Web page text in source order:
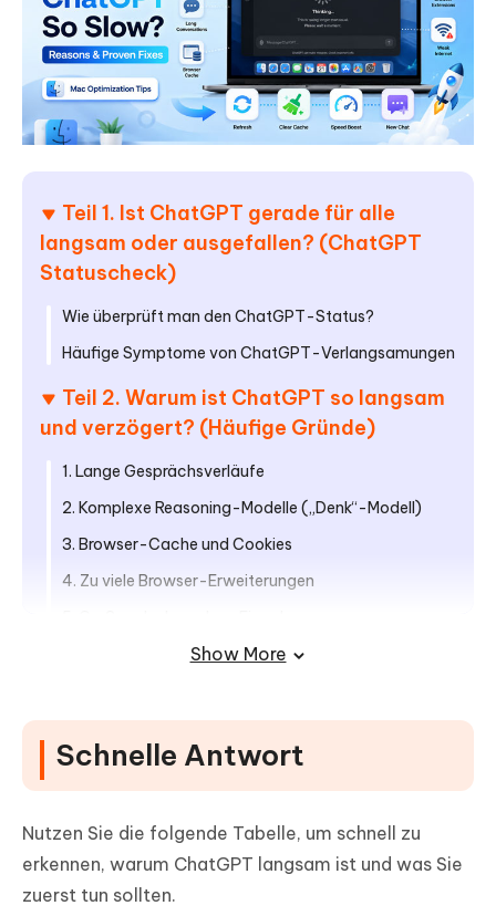
Teil 1. Ist ChatGPT gerade für alle
langsam oder ausgefallen? (ChatGPT
Statuscheck)
Wie überprüft man den ChatGPT-Status?
Häufige Symptome von ChatGPT-Verlangsamungen
Teil 2. Warum ist ChatGPT so langsam
und verzögert? (Häufige Gründe)
1. Lange Gesprächsverläufe
2. Komplexe Reasoning-Modelle („Denk“-Modell)
3. Browser-Cache und Cookies
4. Zu viele Browser-Erweiterungen
6. Schwache Systemleistung
Leistung von ChatGPT & macht ChatGPT
schneller?
Lösung 1. Neuen Chat starten, wenn der Verlauf zu
lang wird
Lösung 2. Zu einem schnelleren Modell wechseln
Show More
Schnelle Antwort
Nutzen Sie die folgende Tabelle, um schnell zu
erkennen, warum ChatGPT langsam ist und was Sie
zuerst tun sollten.